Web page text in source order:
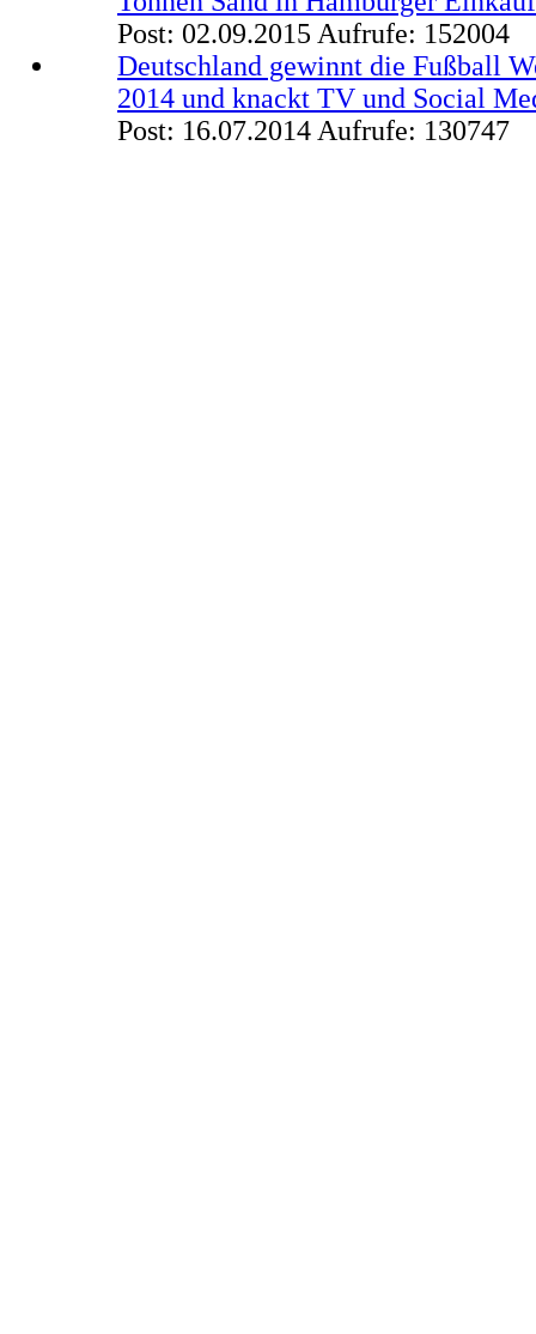
Post: 02.09.2015 Aufrufe: 152004
Deutschland gewinnt die Fußball
2014 und knackt TV und Social
Post: 16.07.2014 Aufrufe: 130747